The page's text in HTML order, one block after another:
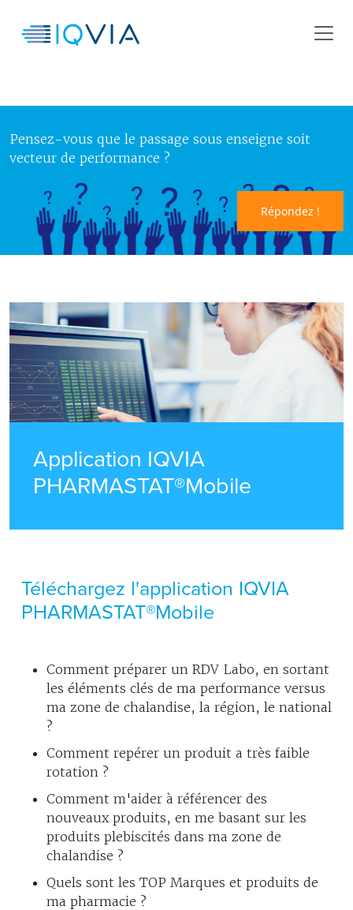
Pensez-vous que le passage sous enseigne soit
vecteur de performance ?
Répondez !
Application IQVIA
PHARMASTAT®Mobile
Téléchargez l'application IQVIA
PHARMASTAT®Mobile
Comment préparer un RDV Labo, en sortant
les éléments clés de ma performance versus
ma zone de chalandise, la région, le national
?
Comment repérer un produit a très faible
rotation ?
Comment m'aider à référencer des
nouveaux produits, en me basant sur les
produits plebiscités dans ma zone de
chalandise ?
Quels sont les TOP Marques et produits de
ma pharmacie ?